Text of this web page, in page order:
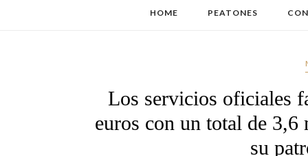
HOME PEATONES
Los servicios oficiales
euros con un total de 3,6
su